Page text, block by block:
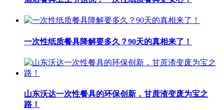
一次性纸质餐具降解要多久？90天的真相来了！
山东沃达一次性餐具的环保创新，甘蔗渣变废为宝之
路！